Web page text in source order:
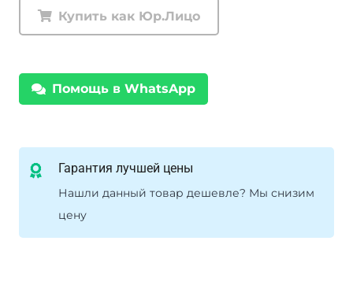
подвески
Ironman
Patrol
Y60
Cell
Купить как Юр.Лицо
Помощь в WhatsApp
Гарантия лучшей цены
Нашли данный товар дешевле? Мы снизим
цену